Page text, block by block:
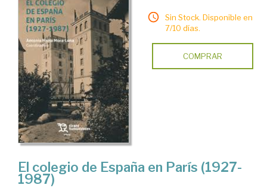
Sin Stock. Disponible en
7/10 días.
COMPRAR
El colegio de España en París (1927-
1987)